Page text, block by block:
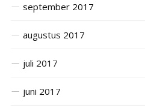
september 2017
augustus 2017
juli 2017
juni 2017